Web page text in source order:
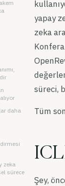
daha
zeka
sürece
yapay
zeka
süreci,
Tüm
Şey,